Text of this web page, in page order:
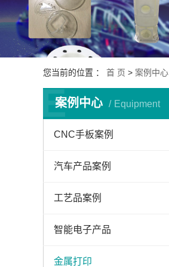
您当前的位置 ： 首 页 > 案例中心
案例中心 Equipment
E
CNC手板案例
汽车产品案例
工艺品案例
智能电子产品
金属打印